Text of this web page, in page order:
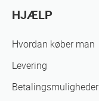
HJÆLP
Hvordan køber man
Levering
Betalingsmuligheder